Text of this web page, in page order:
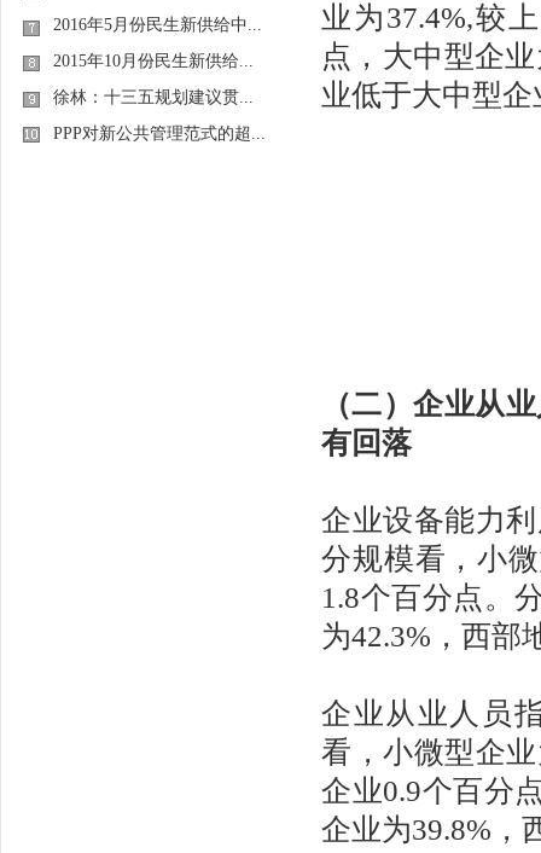
2016年5月份民生新供给中...
2015年10月份民生新供给...
徐林：十三五规划建议贯...
PPP对新公共管理范式的超...
业为37.4%,较
点，大中型企
业低于大中型
（二）企业从
有回落
企业设备能力
分规模看，小
1.8个百分点。
为42.3%，西部
企业从业人员
看，小微型企
企业0.9个百分
企业为39.8%，